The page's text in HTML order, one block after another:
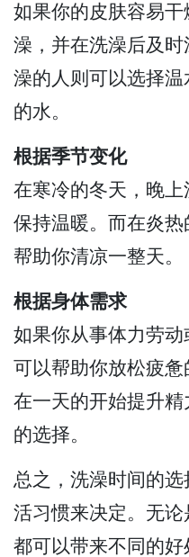
如果你的皮肤容易
澡，并在洗澡后及
澡的人则可以选择
的水。
根据季节变化
在寒冷的冬天，晚
保持温暖。而在炎
帮助你清凉一整天。
根据身体需求
如果你从事体力劳
可以帮助你放松疲
在一天的开始提升
的选择。
总之，洗澡时间的
活习惯来决定。无论
都可以带来不同的好